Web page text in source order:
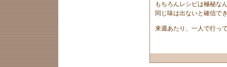
もちろんレシピは極秘な
同じ味は出ないと確信で
来週あたり、一人で行っ